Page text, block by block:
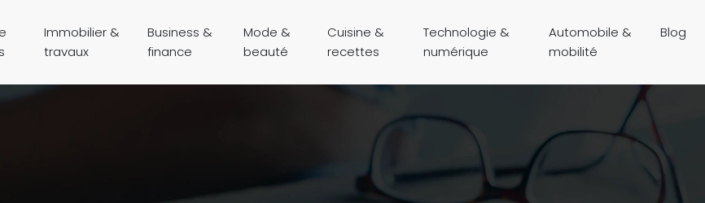
Immobilier &
travaux
Business &
finance
Mode &
beauté
Cuisine &
recettes
Technologie &
numérique
Automobile &
mobilité
Blog